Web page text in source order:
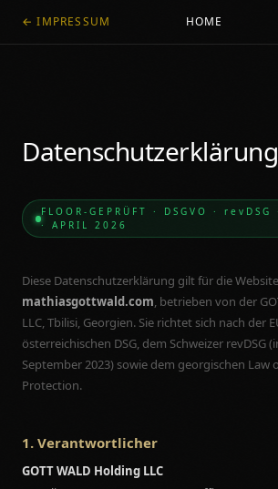
←IMPRESSUM HOME
Datenschutzerklärung
FLOOR-GEPRÜFT · DSGVO · revDSG
· APRIL 2026
Diese Datenschutzerklärung gilt für die Website
mathiasgottwald.com, betrieben von der
LLC, Tbilisi, Georgien. Sie richtet sich nach der
österreichischen DSG, dem Schweizer revDSG
September 2023) sowie dem georgischen Law
Protection.
1. Verantwortlicher
GOTT WALD Holding LLC